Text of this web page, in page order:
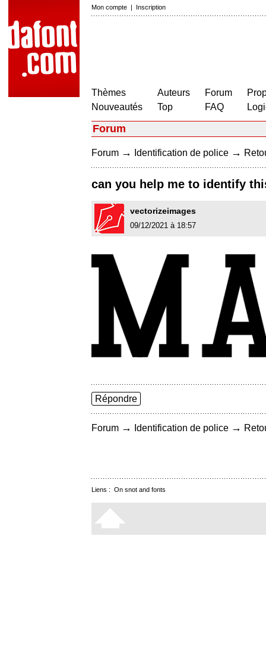
Mon compte | Inscription
Thèmes
Nouveautés
Auteurs
Top
Forum
FAQ
Forum
Forum → Identification de police →
can you help me to identify
vectorizeimages
09/12/2021 à 18:57
Répondre
Forum → Identification de police →
Liens : On snot and fonts